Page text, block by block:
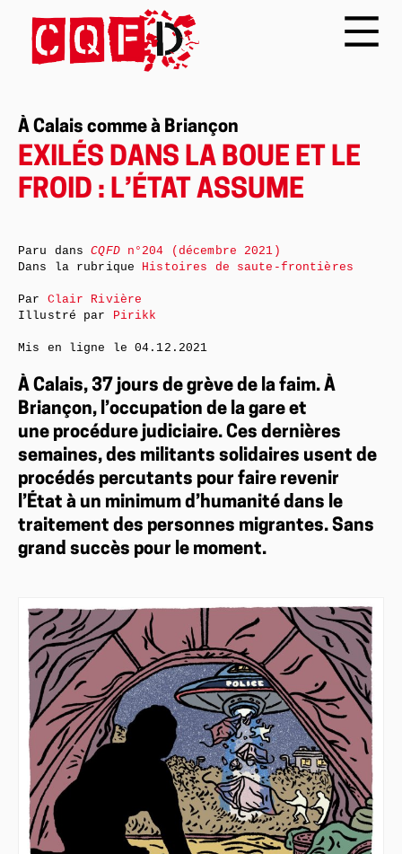
À Calais comme à Briançon
EXILÉS DANS LA BOUE ET LE
FROID : L’ÉTAT ASSUME
À Calais, 37 jours de grève de la faim. À
Briançon, l’occupation de la gare et
une procédure judiciaire. Ces dernières
semaines, des militants solidaires usent de
procédés percutants pour faire revenir
l’État à un minimum d’humanité dans le
traitement des personnes migrantes. Sans
grand succès pour le moment.
Paru dansCQFDn°204 (décembre 2021)
Dans la rubrique Histoires de saute-frontières
Par Clair Rivière
Illustré par Pirikk
Mis en ligne le04.12.2021